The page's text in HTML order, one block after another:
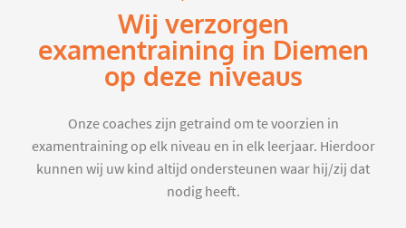
Wij verzorgen
examentraining in Diemen
op deze niveaus
Onze coaches zijn getraind om te voorzien in
examentraining op elk niveau en in elk leerjaar. Hierdoor
kunnen wij uw kind altijd ondersteunen waar hij/zij dat
nodig heeft.